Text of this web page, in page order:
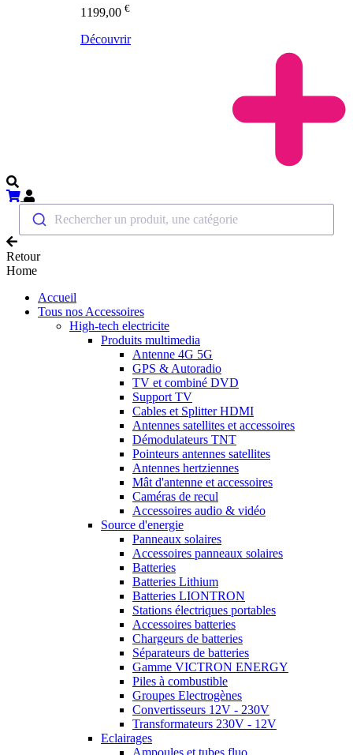
1199,00 €
Découvrir
Rechercher un produit, une catégorie
Retour
Home
Accueil
Tous nos Accessoires
High-tech electricite
Produits multimedia
Antenne 4G 5G
GPS & Autoradio
TV et combiné DVD
Support TV
Cables et Splitter HDMI
Antennes satellites et accessoires
Démodulateurs TNT
Pointeurs antennes satellites
Antennes hertziennes
Mât d'antenne et accessoires
Caméras de recul
Accessoires audio & vidéo
Source d'energie
Panneaux solaires
Accessoires panneaux solaires
Batteries
Batteries Lithium
Batteries LIONTRON
Stations électriques portables
Accessoires batteries
Chargeurs de batteries
Séparateurs de batteries
Gamme VICTRON ENERGY
Piles à combustible
Groupes Electrogènes
Convertisseurs 12V - 230V
Transformateurs 230V - 12V
Eclairages
Ampoules et tubes fluo